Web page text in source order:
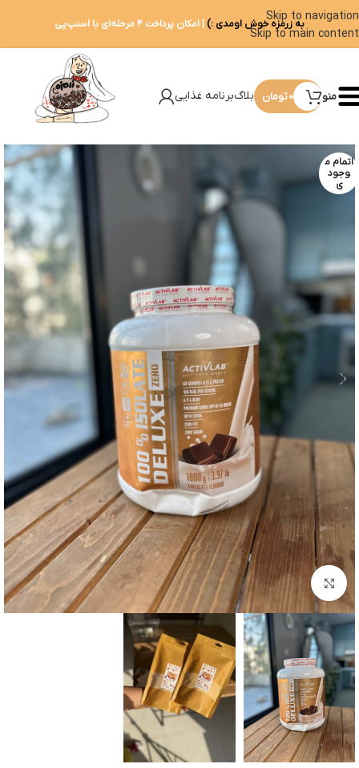
Skip to navigation
Skip to main content
به زرمزه خوش اومدی :) | امکان پرداخت ۴ مرحله‌ای با اسنپ‌پی
منو 0تومان بلاگبرنامه غذایی
اتمام م
وجود
ی
بزرگنمایی تصویر